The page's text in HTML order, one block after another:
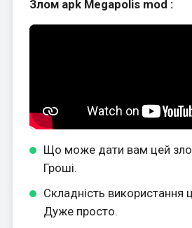
Злом apk Megapolis mod :
Що може дати вам цей
Гроші.
Складність використання
Дуже просто.